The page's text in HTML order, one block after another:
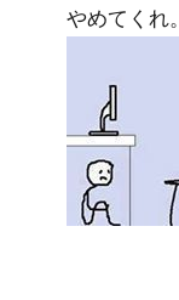
やめてくれ。